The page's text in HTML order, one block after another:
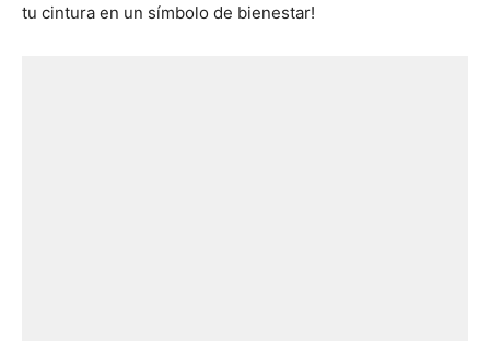
tu cintura en un símbolo de bienestar!